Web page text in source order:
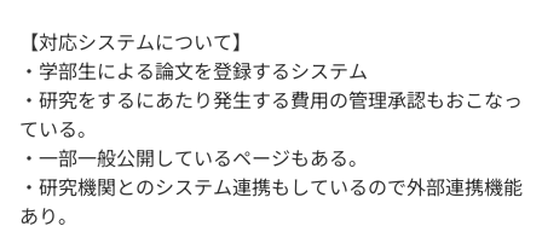
【対応システムについて】
・学部生による論文を登録するシステム
・研究をするにあたり発生する費用の管理承認もおこなっ
ている。
・一部一般公開しているページもある。
・研究機関とのシステム連携もしているので外部連携機能
あり。